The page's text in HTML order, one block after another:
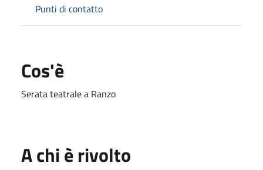
Punti di contatto
Cos'è
Serata teatrale a Ranzo
A chi è rivolto